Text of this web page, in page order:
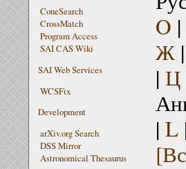
ConeSearch
CrossMatch
Program Access
SAI CAS Wiki
SAI Web Services
WCSFix
Development
arXiv.org Search
DSS Mirror
Astronomical Thesaurus
O |
Ж|
| Ц
| L